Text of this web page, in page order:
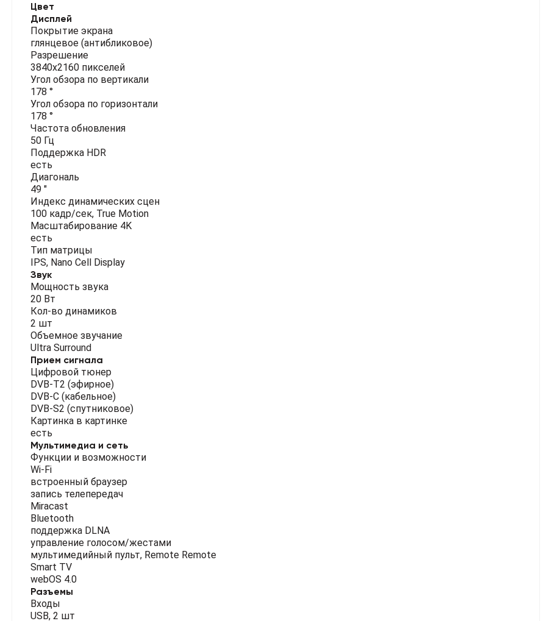
Цвет
Дисплей
Покрытие экрана
глянцевое (антибликовое)
Разрешение
3840x2160 пикселей
Угол обзора по вертикали
178 °
Угол обзора по горизонтали
178 °
Частота обновления
50 Гц
Поддержка HDR
есть
Диагональ
49 "
Индекс динамических сцен
100 кадр/сек, True Motion
Масштабирование 4K
есть
Тип матрицы
IPS, Nano Cell Display
Звук
Мощность звука
20 Вт
Кол-во динамиков
2 шт
Объемное звучание
Ultra Surround
Прием сигнала
Цифровой тюнер
DVB-T2 (эфирное)
DVB-C (кабельное)
DVB-S2 (спутниковое)
Картинка в картинке
есть
Мультимедиа и сеть
Функции и возможности
Wi-Fi
встроенный браузер
запись телепередач
Miracast
Bluetooth
поддержка DLNA
управление голосом/жестами
мультимедийный пульт, Remote Remote
Smart TV
webOS 4.0
Разъемы
Входы
USB, 2 шт